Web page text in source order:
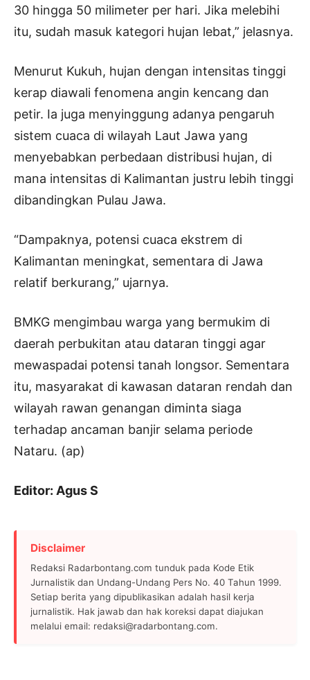
30 hingga 50 milimeter per hari. Jika melebihi
itu, sudah masuk kategori hujan lebat,” jelasnya.
Menurut Kukuh, hujan dengan intensitas tinggi
kerap diawali fenomena angin kencang dan
petir. Ia juga menyinggung adanya pengaruh
sistem cuaca di wilayah Laut Jawa yang
menyebabkan perbedaan distribusi hujan, di
mana intensitas di Kalimantan justru lebih tinggi
dibandingkan Pulau Jawa.
“Dampaknya, potensi cuaca ekstrem di
Kalimantan meningkat, sementara di Jawa
relatif berkurang,” ujarnya.
BMKG mengimbau warga yang bermukim di
daerah perbukitan atau dataran tinggi agar
mewaspadai potensi tanah longsor. Sementara
itu, masyarakat di kawasan dataran rendah dan
wilayah rawan genangan diminta siaga
terhadap ancaman banjir selama periode
Nataru. (ap)
Editor: Agus S
Disclaimer
Redaksi Radarbontang.com tunduk pada Kode Etik
Jurnalistik dan Undang-Undang Pers No. 40 Tahun 1999.
Setiap berita yang dipublikasikan adalah hasil kerja
jurnalistik. Hak jawab dan hak koreksi dapat diajukan
melalui email: redaksi@radarbontang.com.